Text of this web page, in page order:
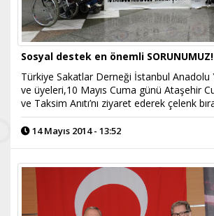
Sosyal destek en önemli SORUNUMUZ!
Türkiye Sakatlar Derneği İstanbul Anadolu
ve üyeleri,10 Mayıs Cuma günü Ataşehir
ve Taksim Anıtı’nı ziyaret ederek çelenk
14 Mayıs 2014 - 13:52